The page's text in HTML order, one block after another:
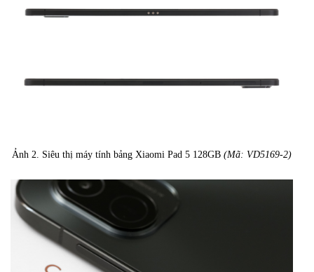
Ảnh 2. Siêu thị máy tính bảng Xiaomi Pad 5 128GB (Mã: VD5169-2)